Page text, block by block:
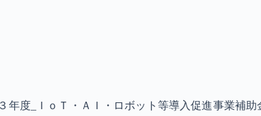
年度_ＩｏＴ・ＡＩ・ロボット等導入促進事業補助